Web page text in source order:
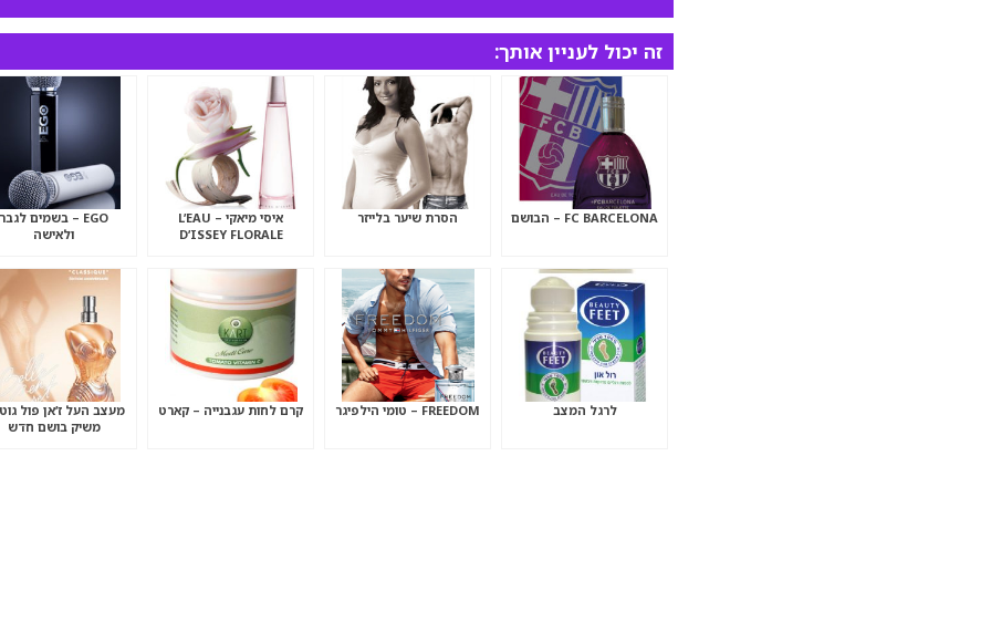
זה יכול לעניין אותך:
FC BARCELONA – הבושם הסרת שיער בלייזר
איסי מיאקי – L’EAU
D’ISSEY FLORALE
EGO – בשמים לגבר
ולאישה
לרגל המצב FREEDOM – טומי הילפיגר קרם לחות עגבנייה – קארט
מעצב העל ז’אן פול
משיק בושם חדש